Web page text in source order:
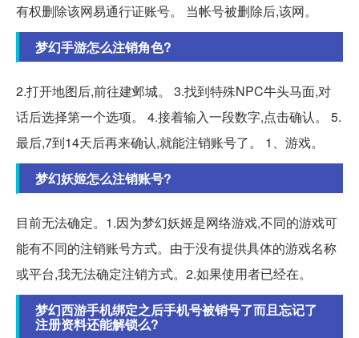
有权删除该网易通行证账号。 当帐号被删除后,该网。
梦幻手游怎么注销角色?
2.打开地图后,前往建邺城。 3.找到特殊NPC牛头马面,对
话后选择第一个选项。 4.接着输入一段数字,点击确认。 5.
最后,7到14天后再来确认,就能注销账号了。 1、游戏。
梦幻妖姬怎么注销账号?
目前无法确定。1.因为梦幻妖姬是网络游戏,不同的游戏可
能有不同的注销账号方式。由于没有提供具体的游戏名称
或平台,我无法确定注销方式。2.如果使用者已经在。
梦幻西游手机绑定之后手机号被销号了而且忘记了
注册资料还能解锁么?